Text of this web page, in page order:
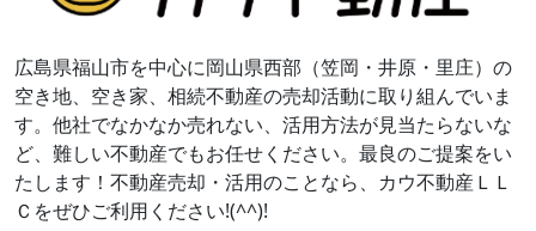
広島県福山市を中心に岡山県西部（笠岡・井原・里庄）の
空き地、空き家、相続不動産の売却活動に取り組んでいま
す。他社でなかなか売れない、活用方法が見当たらないな
ど、難しい不動産でもお任せください。最良のご提案をい
たします！不動産売却・活用のことなら、カウ不動産ＬＬ
Ｃをぜひご利用ください!(^^)!